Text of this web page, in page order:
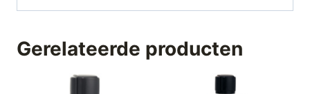
Gerelateerde producten